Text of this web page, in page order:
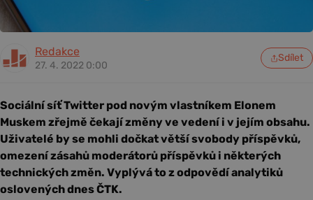
Redakce
27. 4. 2022 0:00
Sdílet
Sociální síť Twitter pod novým vlastníkem Elonem
Muskem zřejmě čekají změny ve vedení i v jejím obsahu.
Uživatelé by se mohli dočkat větší svobody příspěvků,
omezení zásahů moderátorů příspěvků i některých
technických změn. Vyplývá to z odpovědí analytiků
oslovených dnes ČTK.